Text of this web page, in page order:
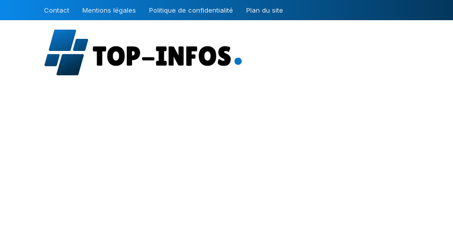
Contact Mentions légales Politique de confidentialité Plan du site